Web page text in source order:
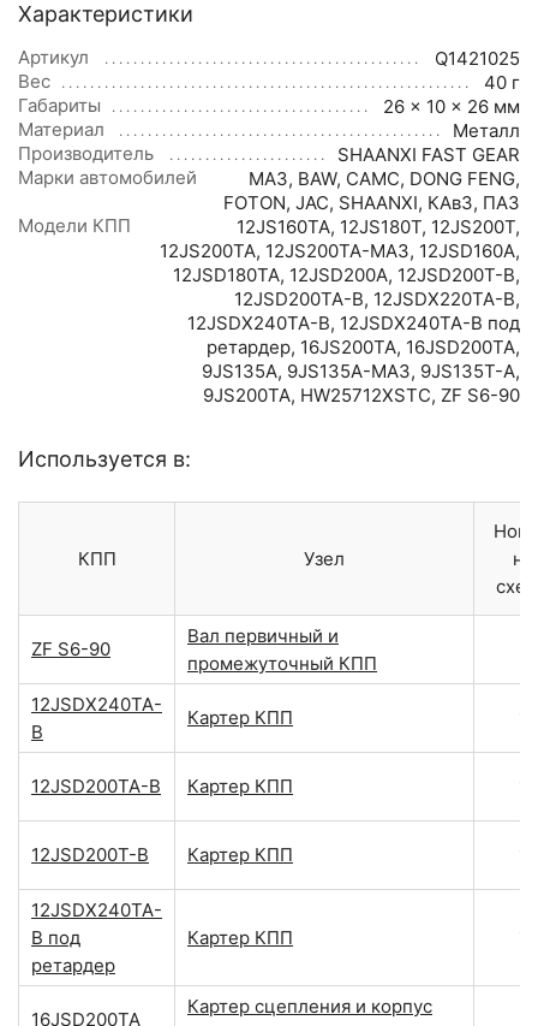
Характеристики
Артикул
Q1421025
Вес
40 г
Габариты
26 × 10 × 26 мм
Материал
Металл
Производитель
SHAANXI FAST GEAR
Марки автомобилей
МАЗ, BAW, CAMC, DONG FENG,
FOTON, JAC, SHAANXI, КАвЗ, ПАЗ
Модели КПП
12JS160TA, 12JS180T, 12JS200T,
12JS200TA, 12JS200TA-МАЗ, 12JSD160A,
12JSD180TA, 12JSD200A, 12JSD200T-B,
12JSD200TA-B, 12JSDX220TA-B,
12JSDX240TA-B, 12JSDX240TA-B под
ретардер, 16JS200TA, 16JSD200TA,
9JS135A, 9JS135A-МАЗ, 9JS135T-A,
9JS200TA, HW25712XSTC, ZF S6-90
Используется в:
КПП Узел
на
ZF S6-90
Вал первичный и
промежуточный КПП
12JSDX240TA-
B
Картер КПП
12JSD200TA-B Картер КПП
12JSD200T-B Картер КПП
12JSDX240TA-
B под
ретардер
Картер КПП
16JSD200TA
Картер сцепления и корпус